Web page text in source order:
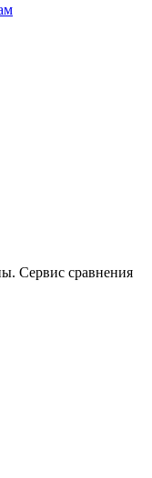
Сервис сравнения